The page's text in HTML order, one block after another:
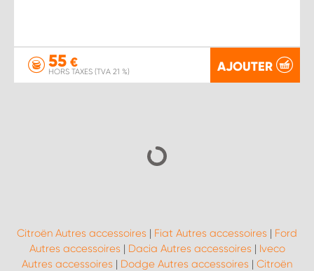
55 €
HORS TAXES (TVA 21 %) AJOUTER
Citroën Autres accessoires | Fiat Autres accessoires | Ford
Autres accessoires | Dacia Autres accessoires | Iveco
Autres accessoires | Dodge Autres accessoires | Citroën